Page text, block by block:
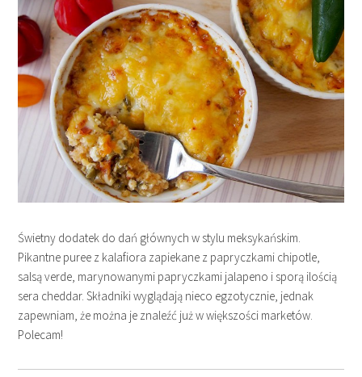
Świetny dodatek do dań głównych w stylu meksykańskim.
Pikantne puree z kalafiora zapiekane z papryczkami chipotle,
salsą verde, marynowanymi papryczkami jalapeno i sporą ilością
sera cheddar. Składniki wyglądają nieco egzotycznie, jednak
zapewniam, że można je znaleźć już w większości marketów.
Polecam!